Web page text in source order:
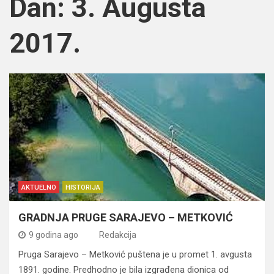
Dan: 3. Augusta
2017.
AKTUELNO HISTORIJA
GRADNJA PRUGE SARAJEVO – METKOVIĆ
9 godina ago Redakcija
Pruga Sarajevo – Metković puštena je u promet 1. avgusta
1891. godine. Predhodno je bila izgrađena dionica od